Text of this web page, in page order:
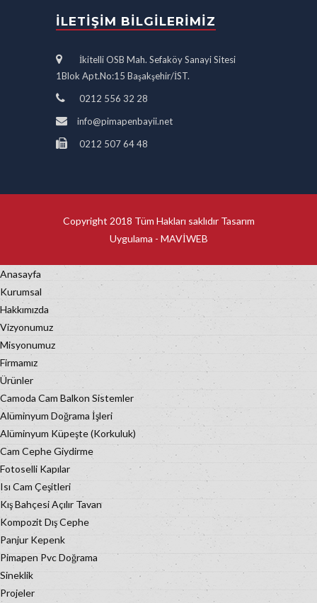
İLETIŞIM BILGILERIMIZ
İkitelli OSB Mah. Sefaköy Sanayi Sitesi
1Blok Apt.No:15 Başakşehir/İST.
0212 556 32 28
info@pimapenbayii.net
0212 507 64 48
Copyright 2018 Tüm Hakları saklıdır Tasarım
Uygulama - MAVİWEB
Anasayfa
Kurumsal
Hakkımızda
Vizyonumuz
Misyonumuz
Firmamız
Ürünler
Camoda Cam Balkon Sistemler
Alüminyum Doğrama İşleri
Alüminyum Küpeşte (Korkuluk)
Cam Cephe Giydirme
Fotoselli Kapılar
Isı Cam Çeşitleri
Kış Bahçesi Açılır Tavan
Kompozit Dış Cephe
Panjur Kepenk
Pimapen Pvc Doğrama
Sineklik
Projeler